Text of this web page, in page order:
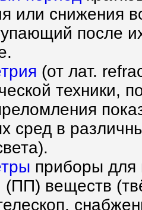
или снижения
после
(от лат.
техники,
сред в
приборы для
(ПП) веществ